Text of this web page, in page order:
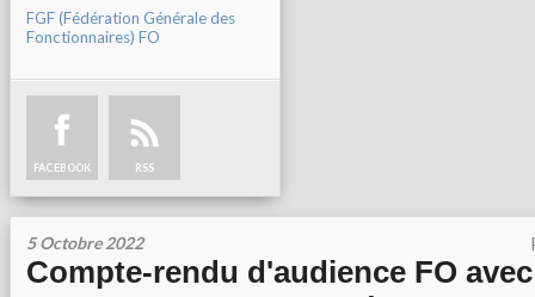
FGF (Fédération Générale des
Fonctionnaires) FO
FACEBOOK RSS
5 Octobre 2022
Compte-rendu d'audience FO